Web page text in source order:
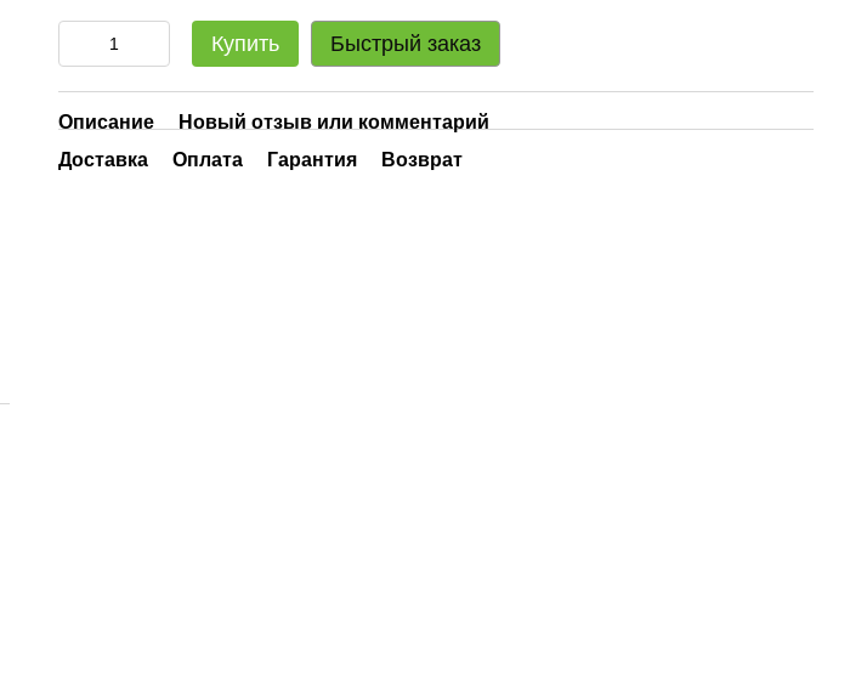
Купить Быстрый заказ
Описание
Новый отзыв или комментарий
Доставка
Оплата Гарантия Возврат